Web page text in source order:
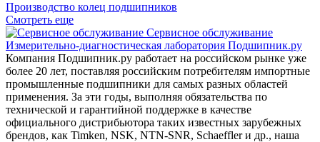
Производство колец подшипников
Смотреть еще
Сервисное обслуживание
Измерительно-диагностическая лаборатория Подшипник.ру
Компания Подшипник.ру работает на российском рынке уже
более 20 лет, поставляя российским потребителям импортные
промышленные подшипники для самых разных областей
применения. За эти годы, выполняя обязательства по
технической и гарантийной поддержке в качестве
официального дистрибьютора таких известных зарубежных
брендов, как Timken, NSK, NTN-SNR, Schaeffler и др., наша